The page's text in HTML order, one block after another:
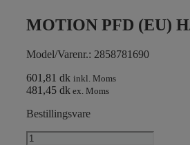
MOTION PFD (EU)
Model/Varenr.: 2858781690
601,81 dk inkl. Moms
481,45 dk ex. Moms
Bestillingsvare
MOTION